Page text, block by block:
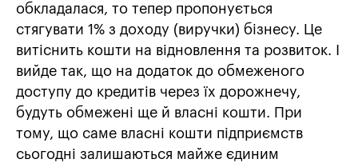
обкладалася, то тепер пропонується
стягувати 1% з доходу (виручки) бізнесу. Це
витіснить кошти на відновлення та розвиток. І
вийде так, що на додаток до обмеженого
доступу до кредитів через їх дорожнечу,
будуть обмежені ще й власні кошти. При
тому, що саме власні кошти підприємств
сьогодні залишаються майже єдиним